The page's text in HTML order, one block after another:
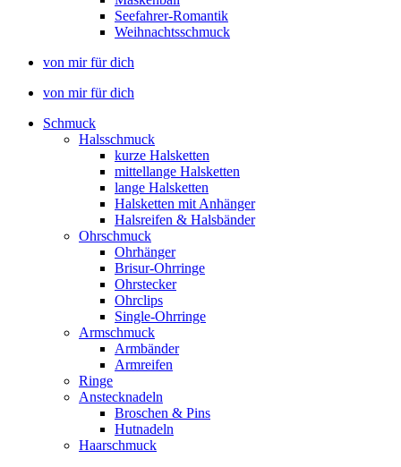
Seefahrer-Romantik
Weihnachtsschmuck
von mir für dich
von mir für dich
Schmuck
Halsschmuck
kurze Halsketten
mittellange Halsketten
lange Halsketten
Halsketten mit Anhänger
Halsreifen & Halsbänder
Ohrschmuck
Ohrhänger
Brisur-Ohrringe
Ohrstecker
Ohrclips
Single-Ohrringe
Armschmuck
Armbänder
Armreifen
Ringe
Anstecknadeln
Broschen & Pins
Hutnadeln
Haarschmuck